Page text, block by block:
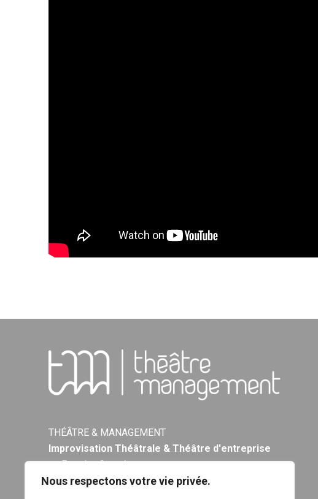
Nous respectons votre vie privée.
THÉÂTRE & MANAGEMENT
Improvisation Théâtrale & Théâtre d'entreprise
en Franche-Comté.
Le théâtre d’improvisation au service de